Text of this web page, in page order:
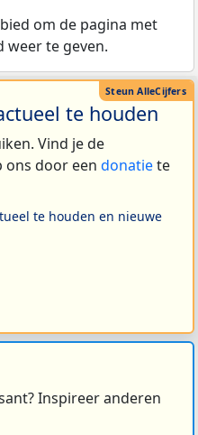
om de pagina met
weer te geven.
te houden
Vind je de
ons door een donatiete
te houden en nieuwe
Inspireer anderen